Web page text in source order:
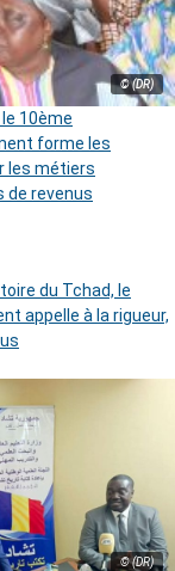
© (DR)
le 10ème
forme les
les métiers
de revenus
du Tchad, le
appelle à la rigueur,
© (DR)